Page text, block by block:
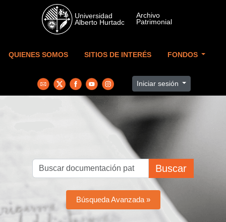
Skip to main content
QUIENES SOMOS SITIOS DE INTERÉS FONDOS
Iniciar sesión
Buscar
Búsqueda Avanzada »